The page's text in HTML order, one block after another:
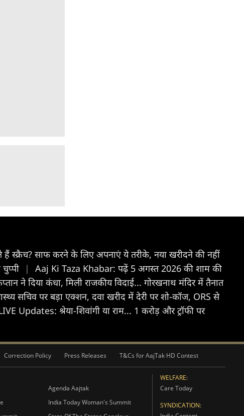
साफ करने के लिए अपनाएं ये तरीके, नया खरीदने की नहीं
|
Aaj Ki Taza Khabar: पढ़ें 5 अगस्त 2026 की शाम की
ने दिया कंधा, मिली राजकीय विदाई... गोरखनाथ मंदिर में तैनात
सचिव पर बड़ा एक्शन, दवा खरीद में देरी पर शो-कॉज, ORS से
Updates: श्रेया-शिवांगी या राम... 1 करोड़ और ट्रॉफी पर
Correction Policy Press Releases T&Cs for AajTak HD Contest
Agenda Aajtak
India Today Woman's Summit
WELFARE:
Care Today
SYNDICATION: